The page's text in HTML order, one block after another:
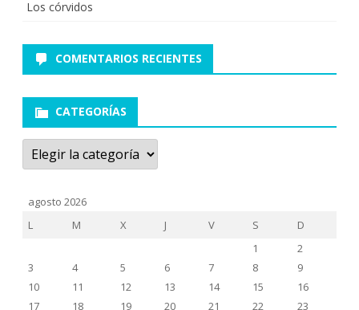
Los córvidos
COMENTARIOS RECIENTES
CATEGORÍAS
Categorías
agosto 2026
L
M X J V S
D
1
2
3
4 5 6 7 8
9
10
11 12 13 14 15
16
17
18 19 20 21 22 23